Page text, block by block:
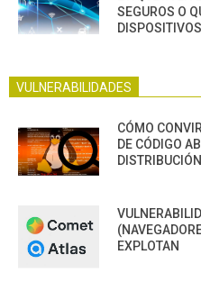
SEGUROS O
VULNERABILIDADES
CÓMO
DE CÓDIGO
EXPLOTAN